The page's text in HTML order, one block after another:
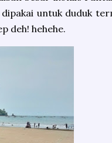
untuk duduk
deh! hehehe.